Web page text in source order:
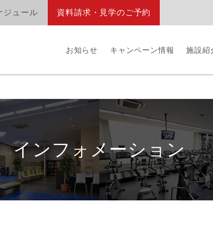
ジュール 資料請求・見学のご予約
お知らせ キャンペーン情報 施設紹
インフォメーション